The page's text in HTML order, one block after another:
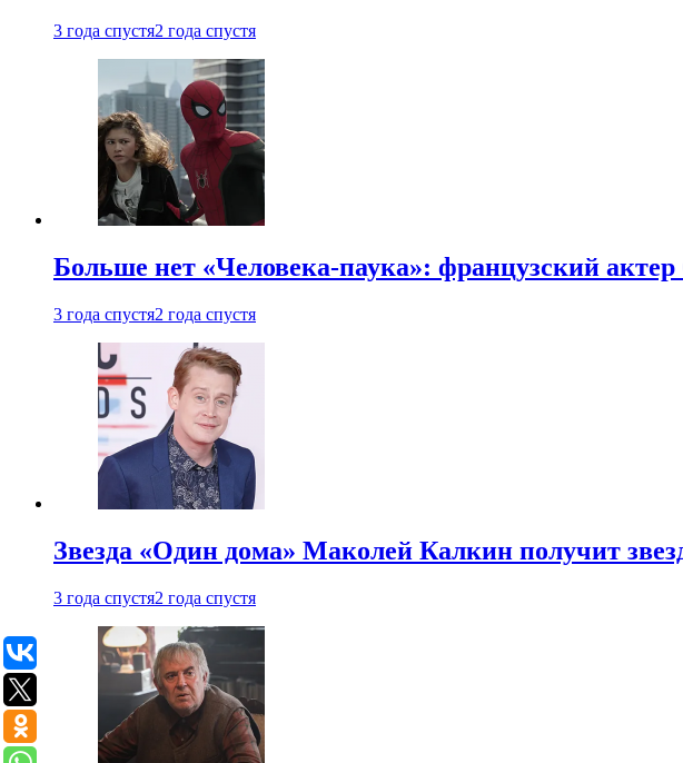
3 года спустя2 года спустя
Больше нет «Человека-паука»: французский
3 года спустя2 года спустя
Звезда «Один дома» Маколей Калкин получит
3 года спустя2 года спустя